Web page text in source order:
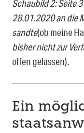
Schaubild 2: Seite
28.01.2020 an die
sandte(ob meine
bisher nicht zur
offen gelassen).
Ein